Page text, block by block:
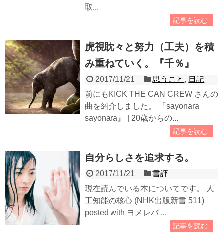
取...
記事を読む
虎視眈々と努力（工夫）を積
み重ねていく。『千％』
2017/11/21 思うこと , 日記
前にもKICK THE CAN CREW さんの
曲を紹介しました。 『sayonara
sayonara』 | 20歳からの...
記事を読む
自分らしさを追求する。
2017/11/21
書評
現在読んでいる本についてです。 人
工知能の核心 (NHK出版新書 511)
posted with ヨメレバ ...
記事を読む